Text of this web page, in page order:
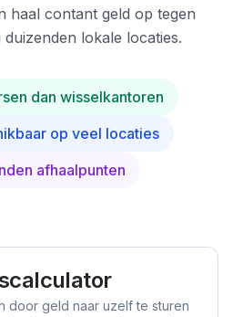
haal contant geld op tegen
lokale locaties.
dan wisselkantoren
op veel locaties
afhaalpunten
door geld naar uzelf te sturen